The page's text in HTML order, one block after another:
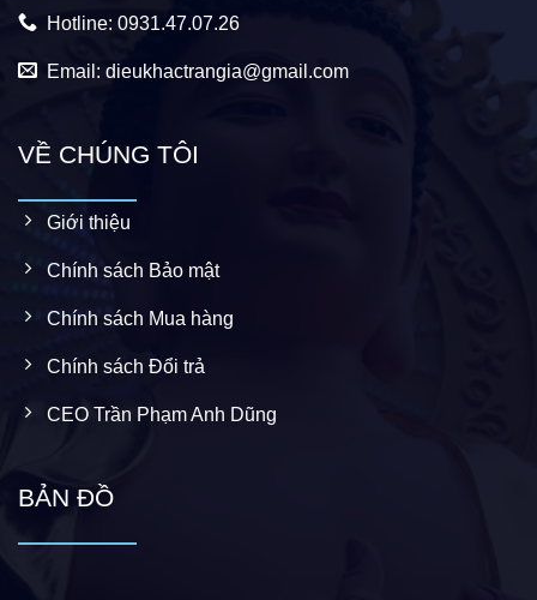
Hotline: 0931.47.07.26
Email: dieukhactrangia@gmail.com
VỀ CHÚNG TÔI
Giới thiệu
Chính sách Bảo mật
Chính sách Mua hàng
Chính sách Đổi trả
CEO Trần Phạm Anh Dũng
BẢN ĐỒ